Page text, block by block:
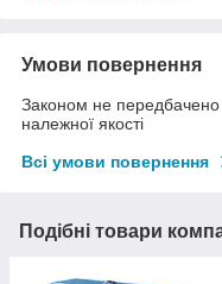
Умови повернення
Законом не передбачено
належної якості
Всі умови повернення
Подібні товари